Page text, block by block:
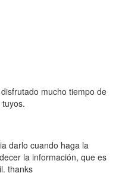
mucho tiempo de
darlo cuando haga la
la información, que es
thanks